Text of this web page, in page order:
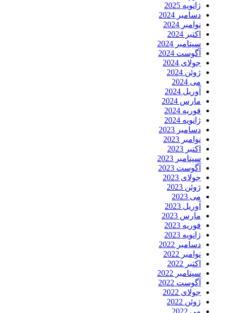
ژانویه 2025
دسامبر 2024
نوامبر 2024
اکتبر 2024
سپتامبر 2024
آگوست 2024
جولای 2024
ژوئن 2024
می 2024
آوریل 2024
مارس 2024
فوریه 2024
ژانویه 2024
دسامبر 2023
نوامبر 2023
اکتبر 2023
سپتامبر 2023
آگوست 2023
جولای 2023
ژوئن 2023
می 2023
آوریل 2023
مارس 2023
فوریه 2023
ژانویه 2023
دسامبر 2022
نوامبر 2022
اکتبر 2022
سپتامبر 2022
آگوست 2022
جولای 2022
ژوئن 2022